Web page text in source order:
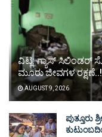
ವಿಟ್ಲ: ಗ್ಯಾಸ್
ಮೂರು ಜೀವಗಳ
AUGUST 9, 2026
ಪುತ್ತೂರು